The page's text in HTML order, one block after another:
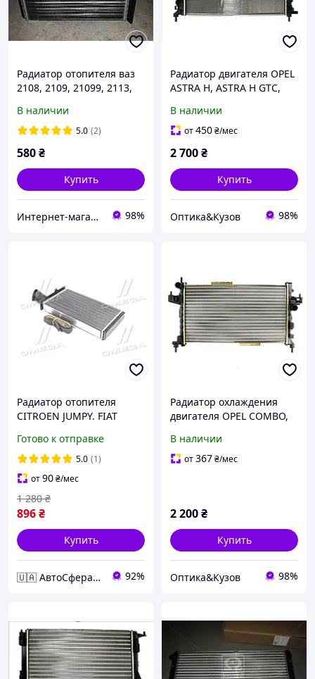
Радиатор отопителя ваз
2108, 2109, 21099, 2113,
(алюминиевый)
Производство Tempest ,
В наличии
5.0 (2)
580₴
Купить
Интернет-магазин автозапчастей 98%
Радиатор двигателя OPEL
ASTRA H, ASTRA H GTC,
МКПП 1300266; 13145211
В наличии
от450₴/мес
2 700₴
Купить
Оптика&Кузов 98%
Радиатор отопителя
CITROEN JUMPY. FIAT
96-06 (TEMPEST)
TP.1571149
Готово к отправке
5.0 (1)
от90₴/мес
896₴
1 280 ₴
Купить
🇺🇦 АвтоСфера 🇺🇦 92%
Радиатор охлаждения
двигателя OPEL COMBO,
TIGRA 1.3D/1.7D 06.03-
1300259 1300261
В наличии
от367₴/мес
2 200₴
Купить
Оптика&Кузов 98%